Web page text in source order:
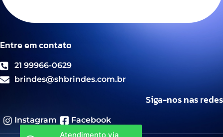
Entre em contato
21 99966-0629
brindes@shbrindes.com.br
Atendimento via
Siga-nos nas redes
Instagram Facebook